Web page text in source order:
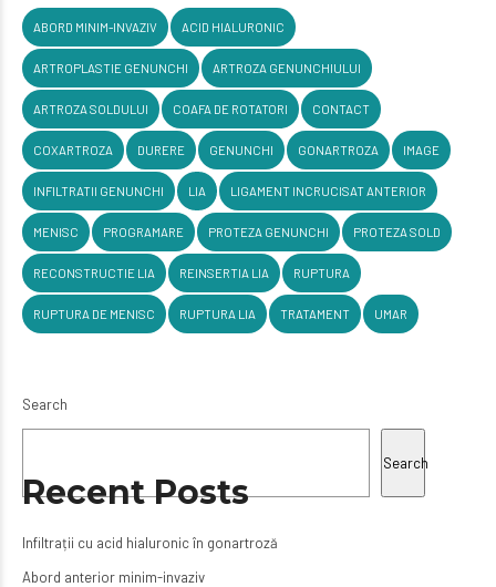
ABORD MINIM-INVAZIV ACID HIALURONIC
ARTROPLASTIE GENUNCHI ARTROZA GENUNCHIULUI
ARTROZA SOLDULUI COAFA DE ROTATORI CONTACT
COXARTROZA DURERE GENUNCHI GONARTROZA IMAGE
INFILTRATII GENUNCHI LIA LIGAMENT INCRUCISAT ANTERIOR
MENISC PROGRAMARE PROTEZA GENUNCHI PROTEZA SOLD
RECONSTRUCTIE LIA REINSERTIA LIA RUPTURA
RUPTURA DE MENISC RUPTURA LIA TRATAMENT UMAR
Search
Search
Recent Posts
Infiltrații cu acid hialuronic în gonartroză
Abord anterior minim-invaziv